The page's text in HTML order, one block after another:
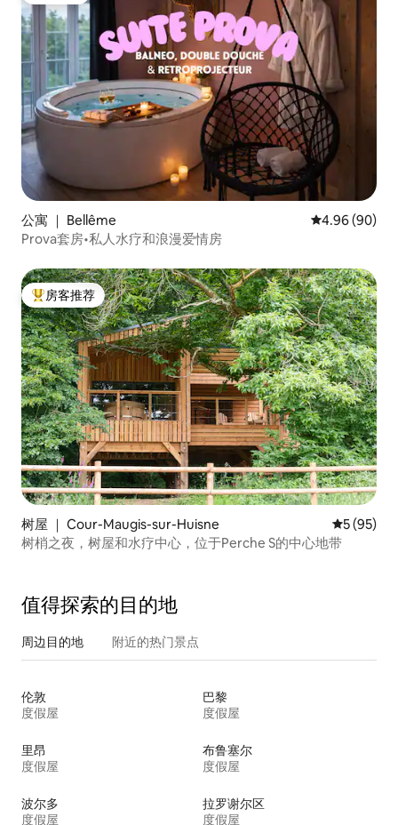
公寓 ｜ Bellême 平均评分 4.96
4.96 (90)
Prova套房•私人水疗和浪漫爱情房
热门「房客推荐」
房客推荐
树屋 ｜ Cour-Maugis-sur-Huisne 平均评分
5 (95)
树梢之夜，树屋和水疗中心，位于Perche S的中心地带
值得探索的目的地
周边目的地 附近的热门景点
伦敦
度假屋
巴黎
度假屋
里昂
度假屋
布鲁塞尔
度假屋
波尔多
度假屋
拉罗谢尔区
度假屋